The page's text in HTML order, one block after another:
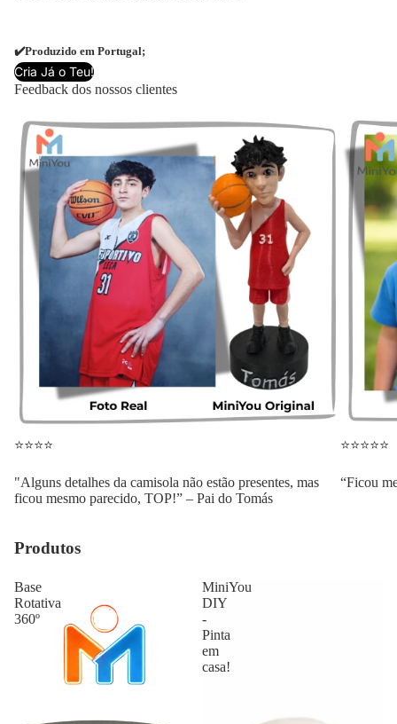
✔️Produzido em Portugal;
Cria Já o Teu!
Feedback dos nossos clientes
⭐⭐⭐⭐
"Alguns detalhes da camisola não estão presentes, mas
ficou mesmo parecido, TOP!” – Pai do Tomás
⭐⭐⭐⭐⭐
“Ficou
Produtos
Base
Rotativa
360º
MiniYou
DIY
-
Pinta
em
casa!